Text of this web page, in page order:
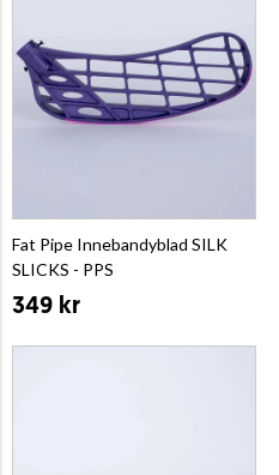
Fat Pipe Innebandyblad SILK
SLICKS - PPS
349 kr